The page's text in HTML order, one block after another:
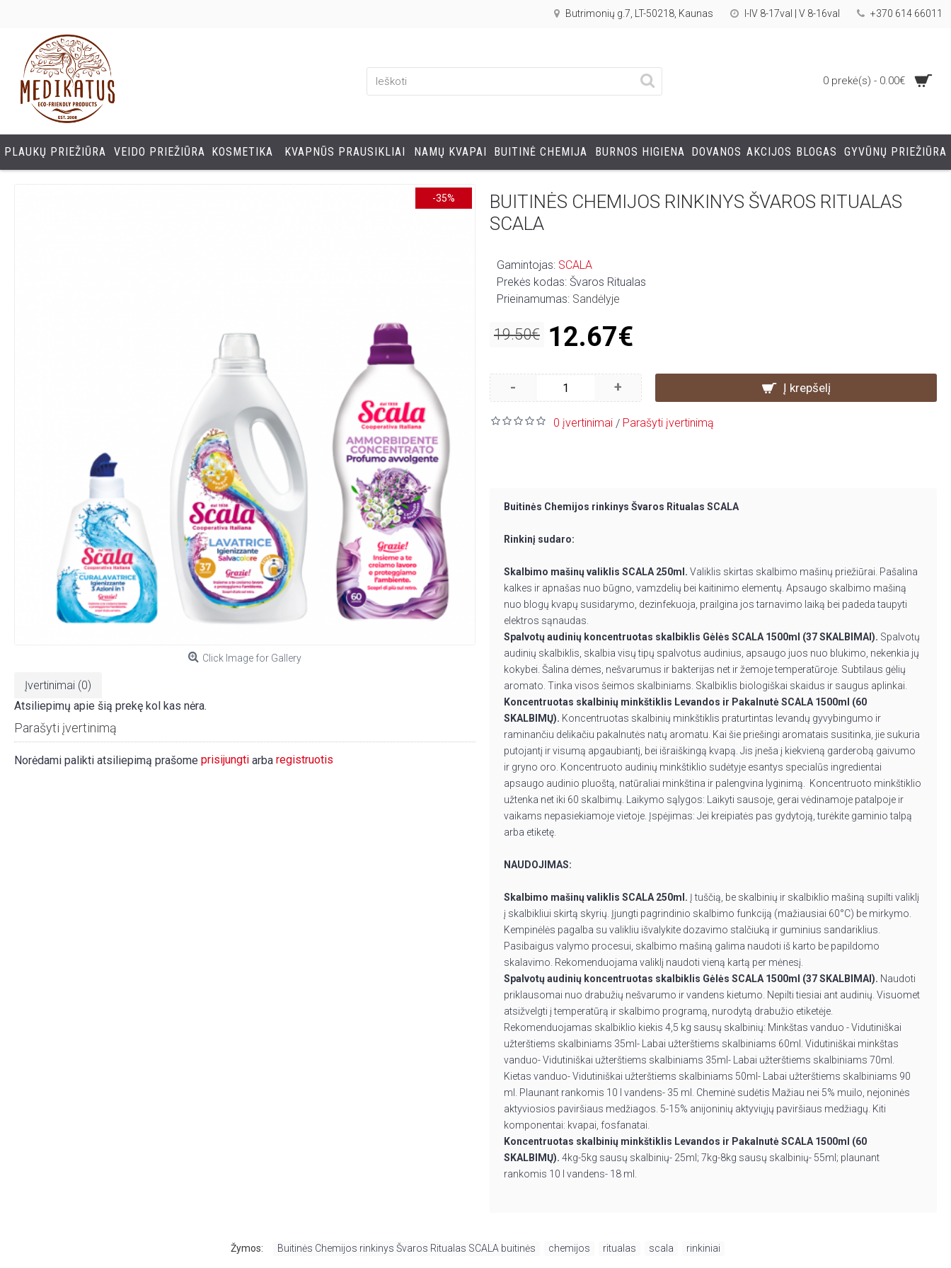
Butrimonių g.7, LT-50218, Kaunas I-IV 8-17val | V 8-16val +370 614 66011
0 prekė(s) - 0.00€
PLAUKŲ PRIEŽIŪRA VEIDO PRIEŽIŪRA KOSMETIKA KVAPNŪS PRAUSIKLIAI NAMŲ KVAPAI BUITINĖ CHEMIJA BURNOS HIGIENA DOVANOS AKCIJOS BLOGAS GYVŪNŲ PRIEŽIŪRA
-35%
Click Image for Gallery
Įvertinimai (0)
Atsiliepimų apie šią prekę kol kas nėra.
Parašyti įvertinimą
Norėdami palikti atsiliepimą prašome prisijungti arba registruotis
BUITINĖS CHEMIJOS RINKINYS ŠVAROS RITUALAS
SCALA
Gamintojas: SCALA
Prekės kodas: Švaros Ritualas
Prieinamumas: Sandėlyje
19.50€ 12.67€
- + Į krepšelį
0 įvertinimai / Parašyti įvertinimą
Buitinės Chemijos rinkinys Švaros Ritualas SCALA
Rinkinį sudaro:
Skalbimo mašinų valiklis SCALA 250ml. Valiklis skirtas skalbimo mašinų priežiūrai. Pašalina
kalkes ir apnašas nuo būgno, vamzdelių bei kaitinimo elementų. Apsaugo skalbimo mašiną
nuo blogų kvapų susidarymo, dezinfekuoja, prailgina jos tarnavimo laiką bei padeda taupyti
elektros sąnaudas.
Spalvotų audinių koncentruotas skalbiklis Gėlės SCALA 1500ml (37 SKALBIMAI). Spalvotų
audinių skalbiklis, skalbia visų tipų spalvotus audinius, apsaugo juos nuo blukimo, nekenkia jų
kokybei. Šalina dėmes, nešvarumus ir bakterijas net ir žemoje temperatūroje. Subtilaus gėlių
aromato. Tinka visos šeimos skalbiniams. Skalbiklis biologiškai skaidus ir saugus aplinkai.
Koncentruotas skalbinių minkštiklis Levandos ir Pakalnutė SCALA 1500ml (60
SKALBIMŲ). Koncentruotas skalbinių minkštiklis praturtintas levandų gyvybingumo ir
raminančiu delikačiu pakalnutės natų aromatu. Kai šie priešingi aromatais susitinka, jie sukuria
putojantį ir visumą apgaubiantį, bei išraiškingą kvapą. Jis įneša į kiekvieną garderobą gaivumo
ir gryno oro. Koncentruoto audinių minkštiklio sudėtyje esantys specialūs ingredientai
apsaugo audinio pluoštą, natūraliai minkština ir palengvina lyginimą. Koncentruoto minkštiklio
užtenka net iki 60 skalbimų. Laikymo sąlygos: Laikyti sausoje, gerai vėdinamoje patalpoje ir
vaikams nepasiekiamoje vietoje. Įspėjimas: Jei kreipiatės pas gydytoją, turėkite gaminio talpą
arba etiketę.
NAUDOJIMAS:
Skalbimo mašinų valiklis SCALA 250ml. Į tuščią, be skalbinių ir skalbiklio mašiną supilti valiklį
į skalbikliui skirtą skyrių. Įjungti pagrindinio skalbimo funkciją (mažiausiai 60°C) be mirkymo.
Kempinėlės pagalba su valikliu išvalykite dozavimo stalčiuką ir guminius sandariklius.
Pasibaigus valymo procesui, skalbimo mašiną galima naudoti iš karto be papildomo
skalavimo. Rekomenduojama valiklį naudoti vieną kartą per mėnesį.
Spalvotų audinių koncentruotas skalbiklis Gėlės SCALA 1500ml (37 SKALBIMAI). Naudoti
priklausomai nuo drabužių nešvarumo ir vandens kietumo. Nepilti tiesiai ant audinių. Visuomet
atsižvelgti į temperatūrą ir skalbimo programą, nurodytą drabužio etiketėje.
Rekomenduojamas skalbiklio kiekis 4,5 kg sausų skalbinių: Minkštas vanduo - Vidutiniškai
užterštiems skalbiniams 35ml- Labai užterštiems skalbiniams 60ml. Vidutiniškai minkštas
vanduo- Vidutiniškai užterštiems skalbiniams 35ml- Labai užterštiems skalbiniams 70ml.
Kietas vanduo- Vidutiniškai užterštiems skalbiniams 50ml- Labai užterštiems skalbiniams 90
ml. Plaunant rankomis 10 l vandens- 35 ml. Cheminė sudėtis Mažiau nei 5% muilo, nejoninės
aktyviosios paviršiaus medžiagos. 5-15% anijoninių aktyviųjų paviršiaus medžiagų. Kiti
komponentai: kvapai, fosfanatai.
Koncentruotas skalbinių minkštiklis Levandos ir Pakalnutė SCALA 1500ml (60
SKALBIMŲ). 4kg-5kg sausų skalbinių- 25ml; 7kg-8kg sausų skalbinių- 55ml; plaunant
rankomis 10 l vandens- 18 ml.
Žymos: Buitinės Chemijos rinkinys Švaros Ritualas SCALA buitinės chemijos ritualas scala rinkiniai